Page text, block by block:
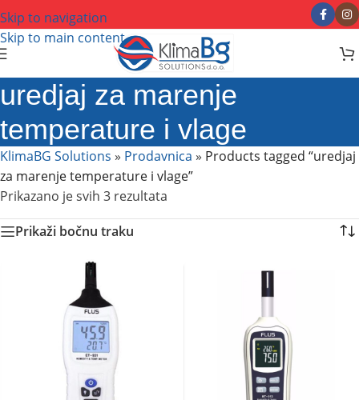
Skip to navigation
Skip to main content
uredjaj za marenje
temperature i vlage
KlimaBG Solutions » Prodavnica » Products tagged “uredjaj
za marenje temperature i vlage”
Prikazano je svih 3 rezultata
Prikaži bočnu traku